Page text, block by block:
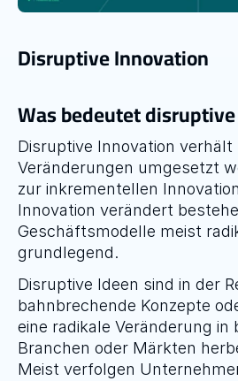
Disruptive Innovation
Was bedeutet
Disruptive Innovation verhält
Veränderungen umgesetzt
zur inkrementellen
Innovation verändert
Geschäftsmodelle meist
grundlegend.
Disruptive Ideen sind in der
bahnbrechende Konzepte
eine radikale Veränderung in
Branchen oder Märkten
Meist verfolgen